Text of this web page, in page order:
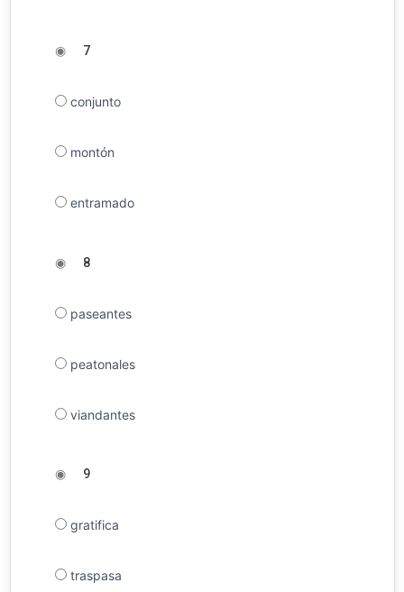
◉ 7
conjunto
montón
entramado
◉ 8
paseantes
peatonales
viandantes
◉ 9
gratifica
traspasa